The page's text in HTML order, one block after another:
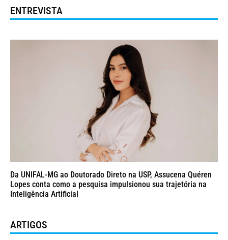
ENTREVISTA
Da UNIFAL-MG ao Doutorado Direto na USP, Assucena Quéren
Lopes conta como a pesquisa impulsionou sua trajetória na
Inteligência Artificial
ARTIGOS